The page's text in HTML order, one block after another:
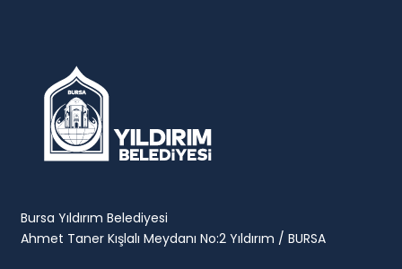
Bursa Yıldırım Belediyesi
Ahmet Taner Kışlalı Meydanı No:2 Yıldırım / BURSA